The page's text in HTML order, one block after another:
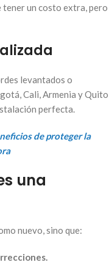
tener un costo extra, pero
levantados o
Cali, Armenia y Quito
perfecta.
de proteger la
una
nuevo, sino que: